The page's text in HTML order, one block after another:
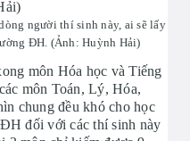
người thí sinh này, ai sẽ lấy
ĐH. (Ảnh: Huỳnh Hải)
môn Hóa học và Tiếng
môn Toán, Lý, Hóa,
chung đều khó cho học
đối với các thí sinh này